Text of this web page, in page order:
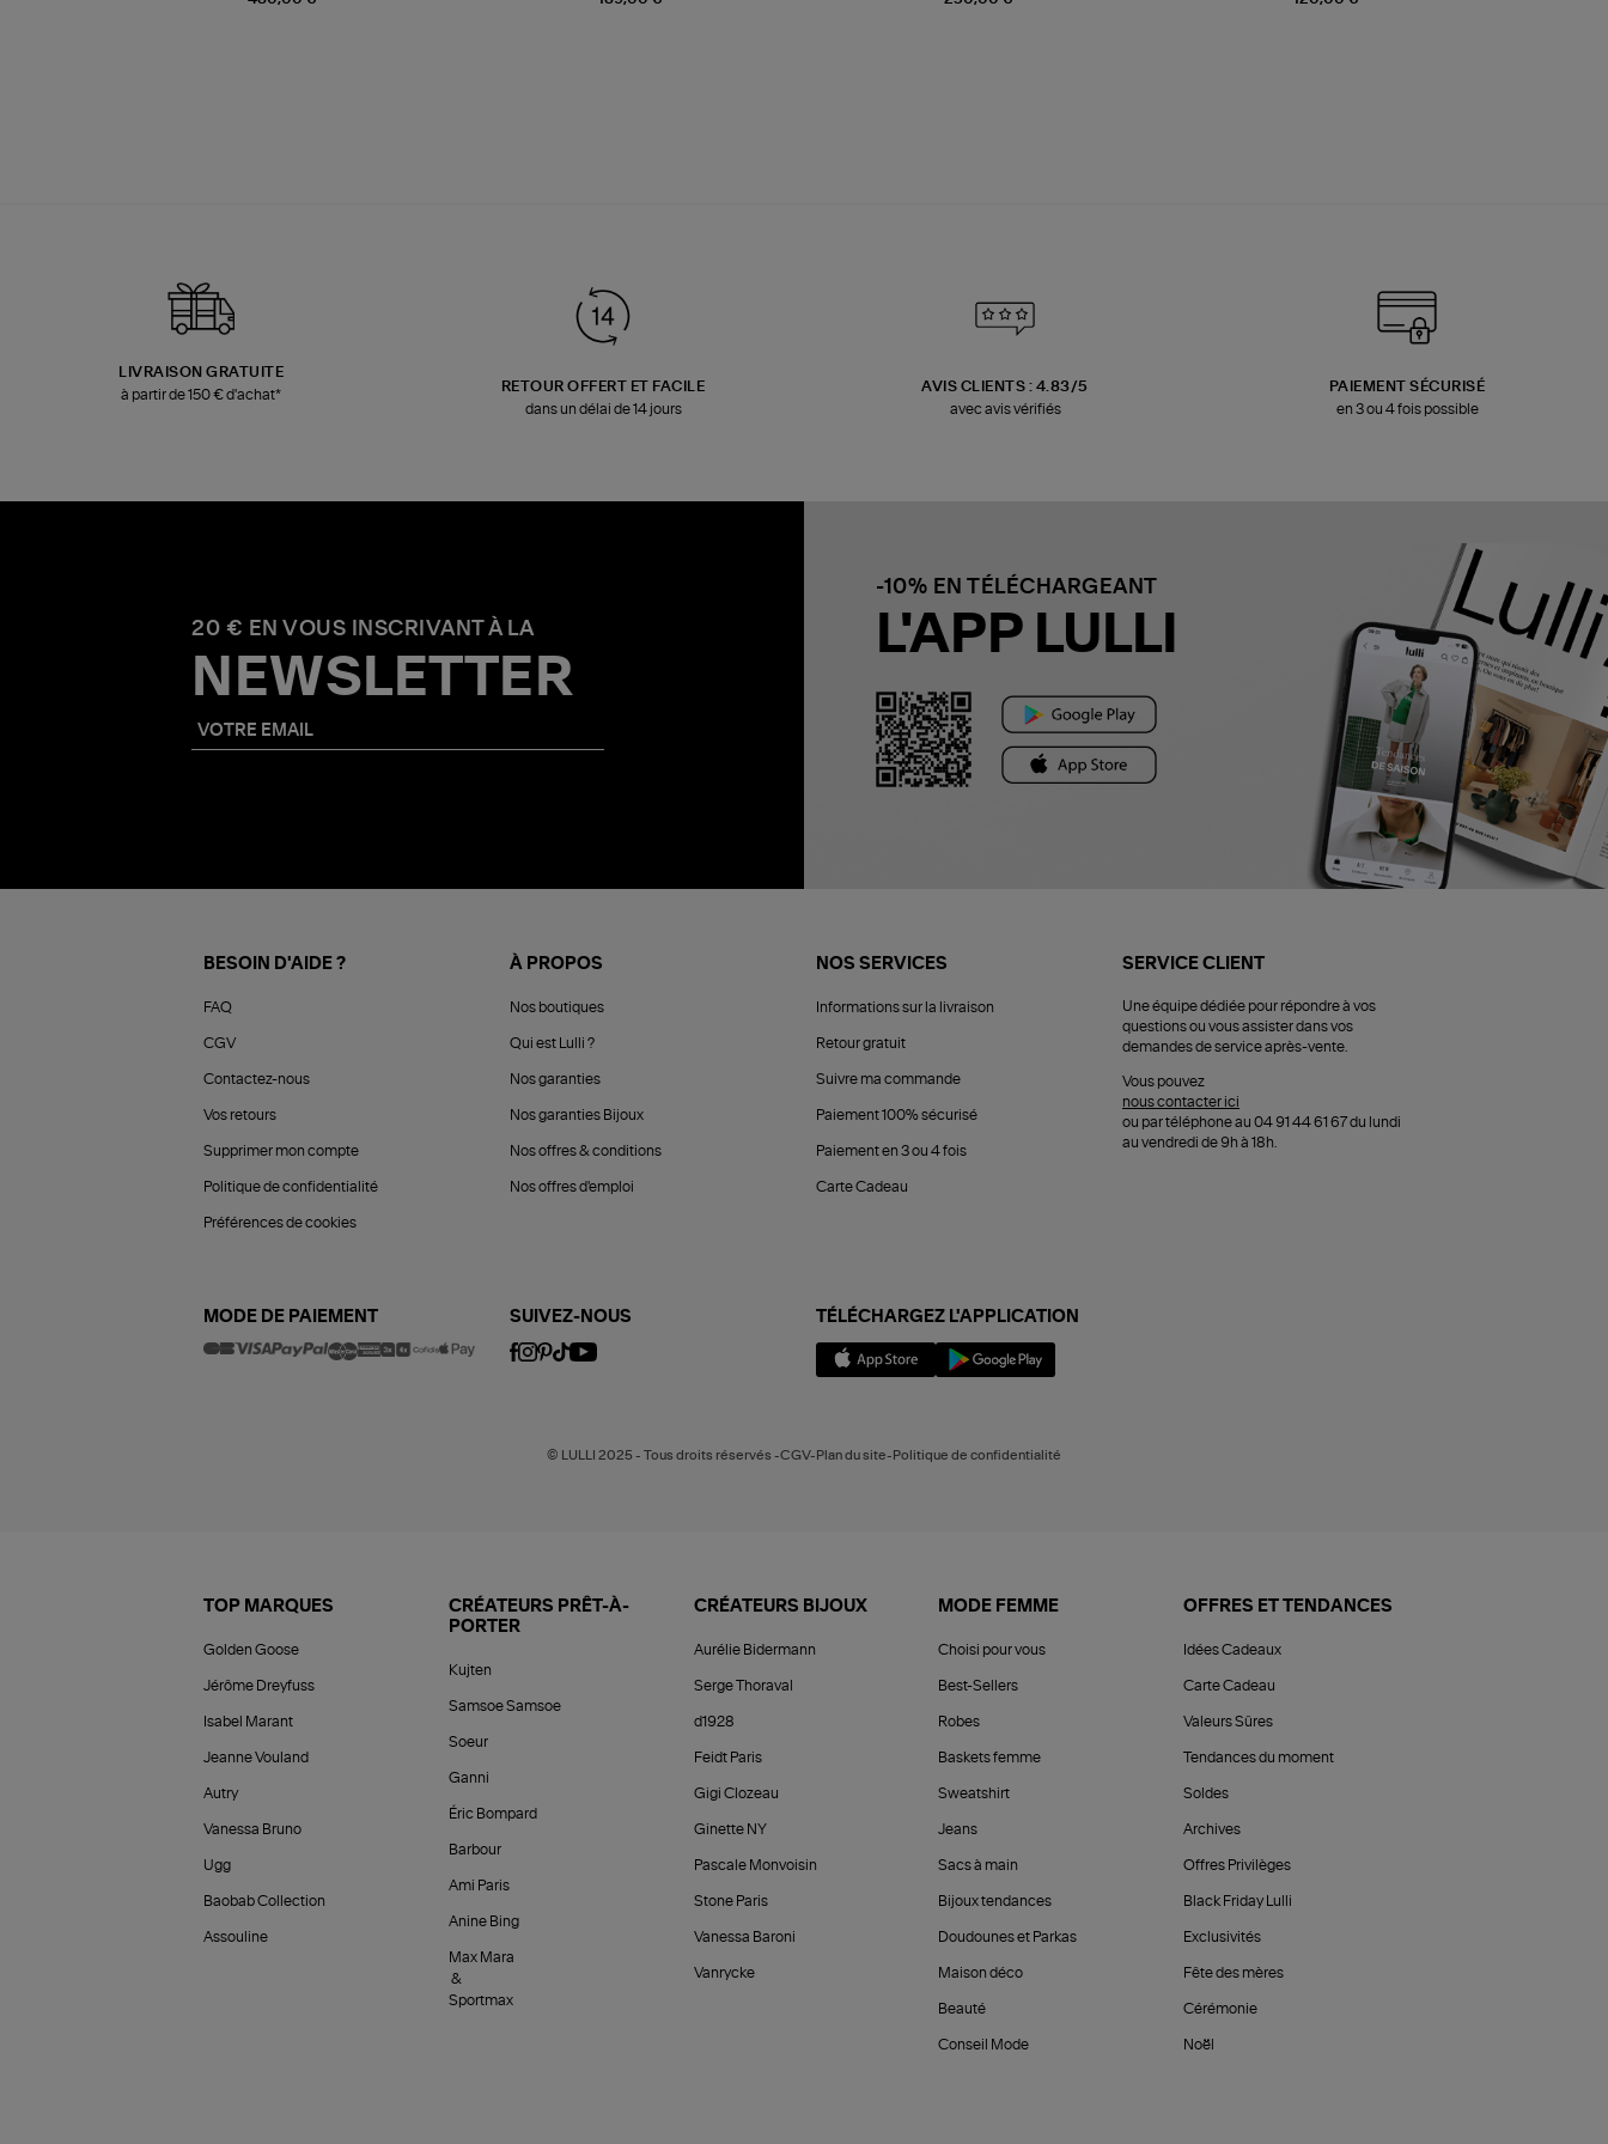
LIVRAISON GRATUITE
à partir de 150 € d'achat*
RETOUR OFFERT ET FACILE
dans un délai de 14 jours
AVIS CLIENTS : 4.83/5
avec avis vérifiés
PAIEMENT SÉCURISÉ
en 3 ou 4 fois possible
20 € EN VOUS INSCRIVANT À LA
NEWSLETTER
-10% EN TÉLÉCHARGEANT
L'APP LULLI
BESOIN D'AIDE ?
FAQ
CGV
Contactez-nous
Vos retours
Supprimer mon compte
Politique de confidentialité
Préférences de cookies
À PROPOS
Nos boutiques
Qui est Lulli ?
Nos garanties
Nos garanties Bijoux
Nos offres & conditions
Nos offres d'emploi
NOS SERVICES
Informations sur la livraison
Retour gratuit
Suivre ma commande
Paiement 100% sécurisé
Paiement en 3 ou 4 fois
Carte Cadeau
SERVICE CLIENT
Une équipe dédiée pour répondre à vos
questions ou vous assister dans vos
demandes de service après-vente.
Vous pouvez
nous contacter ici
ou par téléphone au 04 91 44 61 67 du lundi
au vendredi de 9h à 18h.
MODE DE PAIEMENT SUIVEZ-NOUS TÉLÉCHARGEZ L'APPLICATION
© LULLI 2025 - Tous droits réservés -CGV-Plan du site-Politique de confidentialité
TOP MARQUES
Golden Goose
Jérôme Dreyfuss
Isabel Marant
Jeanne Vouland
Autry
Vanessa Bruno
Ugg
Baobab Collection
Assouline
CRÉATEURS PRÊT-À-
PORTER
Kujten
Samsoe Samsoe
Soeur
Ganni
Éric Bompard
Barbour
Ami Paris
Anine Bing
Max Mara
&
Sportmax
CRÉATEURS BIJOUX
Aurélie Bidermann
Serge Thoraval
d1928
Feidt Paris
Gigi Clozeau
Ginette NY
Pascale Monvoisin
Stone Paris
Vanessa Baroni
Vanrycke
MODE FEMME
Choisi pour vous
Best-Sellers
Robes
Baskets femme
Sweatshirt
Jeans
Sacs à main
Bijoux tendances
Doudounes et Parkas
Maison déco
Beauté
Conseil Mode
OFFRES ET TENDANCES
Idées Cadeaux
Carte Cadeau
Valeurs Sûres
Tendances du moment
Soldes
Archives
Offres Privilèges
Black Friday Lulli
Exclusivités
Fête des mères
Cérémonie
Noël